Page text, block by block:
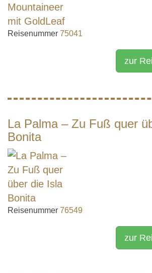
Reisenummer 75041
zur
La Palma – Zu Fuß quer
Bonita
Reisenummer 76549
zur